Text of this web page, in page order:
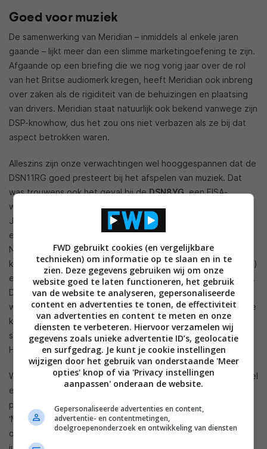
Goed voor muziek
De samenwerking van Meridian – inmiddels al enkele jaren
gaande – lijkt meer dan een slimme marketingoefening te zijn.
Afgaande op een briefing die we nog vorig jaar over de rol
van het Britse audiomerk kregen, heeft Meridian ook inbreng
over zaken als de rigiditeit van de behuizingen en plaatsing
van drivers. Meridian staat natuurlijk ook bekend vanwege zijn
DSP-knowhow, dus het zou ons niet verbazen als ze bij dat
aspect betrokken waren.
Alleszins zijn onze verwachtingen wel hooggespannen dat de
DSN11RG goed presteert bij het afspelen van muziek. Dat
was trouwens ook het geval bij deDSN8YG, een EISA-
winnaar. De eerste vraag is natuurlijk: hoe speel je muziek af?
Je krijgt meerdere opties. We vermelden al Chromecast, wat
een heel universele manier van streaming is geworden.
Nagenoeg alle streamingdiensten ondersteunen het en je
kunt via deze weg ook internetradio (bijvoorbeeld via TuneIn)
en eigen bestanden (bijvoorbeeld via BubbleUPnP) afspelen.
De LG-app laat dat laatste trouwens ook toe, al ben je dan
wel wat beperkt qua formaten. Dan liever via BubbleUPnP. Je
kunt ook streamen via Airplay en via Bluetooth. Met die vele
streamingopties heeft de LG een streepje voor de Samsung
HW-Q950T.
We merkten al op dat de breedte van de DSN11RG potentieel
een pluspunt kan zijn bij muziekweergave. Dat blijkt in de
praktijk effectief het geval, vooral als je de geluidmodus
‘Muziek’ kiest. Je zou ook voor de AI Pro-modus kunnen
opteren, wat in principe betekent dat de soundbar zelf de
FWD gebruikt cookies (en vergelijkbare
technieken) om informatie op te slaan en in te
zien. Deze gegevens gebruiken wij om onze
website goed te laten functioneren, het gebruik
van de website te analyseren, gepersonaliseerde
content en advertenties te tonen, de effectiviteit
van advertenties en content te meten en onze
diensten te verbeteren. Hiervoor verzamelen wij
gegevens zoals unieke advertentie ID’s, geolocatie
en surfgedrag. Je kunt je cookie instellingen
wijzigen door het gebruik van onderstaande 'Meer
opties' knop of via 'Privacy instellingen
aanpassen' onderaan de website.
Gepersonaliseerde advertenties en content,
advertentie- en contentmetingen,
doelgroepenonderzoek en ontwikkeling van diensten